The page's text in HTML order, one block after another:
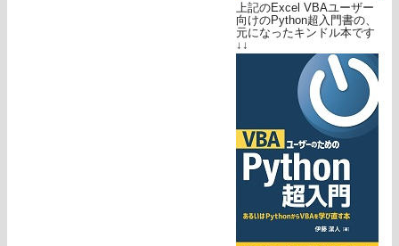
上記のExcel VBAユーザー
向けのPython超入門書の、
元になったキンドル本です
↓↓